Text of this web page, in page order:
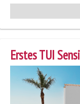
Erstes TUI